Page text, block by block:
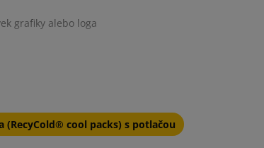
grafiky alebo loga
(RecyCold® cool packs) s potlačou